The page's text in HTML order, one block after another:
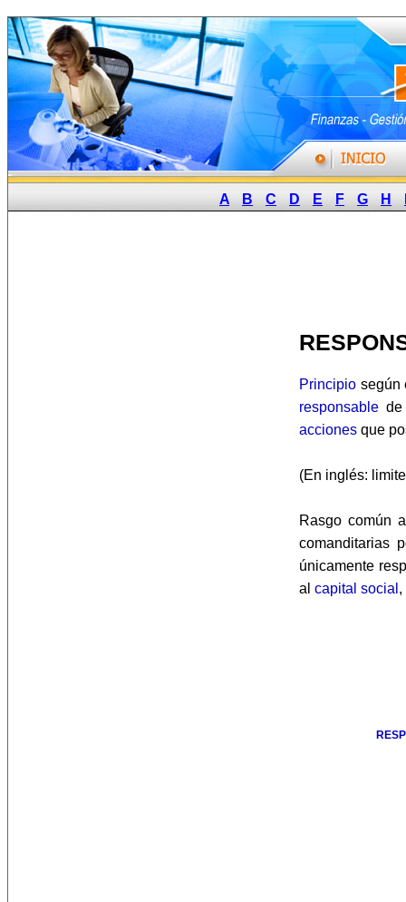
A B C D E F G H
Principio según
responsable
acciones que
(En inglés:
Rasgo común
comanditarias
únicamente
al capital social